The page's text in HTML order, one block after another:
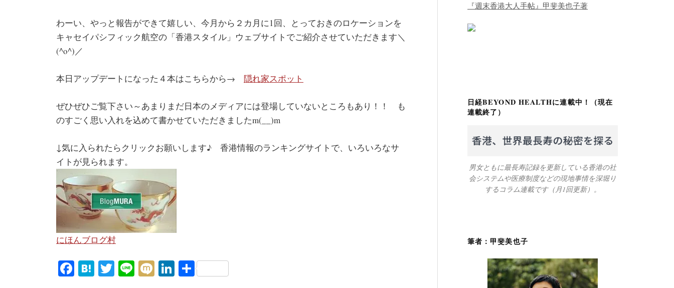
わーい、やっと報告ができて嬉しい、今月から２カ月に1回、とっておきのロケーションを
キャセイパシフィック航空の「香港スタイル」ウェブサイトでご紹介させていただきます＼
(^o^)／
本日アップデートになった４本はこちらから→ 隠れ家スポット
ぜひぜひご覧下さい～あまりまだ日本のメディアには登場していないところもあり！！ も
のすごく思い入れを込めて書かせていただきましたm(__)m
↓気に入られたらクリックお願いします♪ 香港情報のランキングサイトで、いろいろなサ
イトが見られます。
にほんブログ村
Fa H T Li M Li 共
『週末香港大人手帖』甲斐美也子著
日経BEYOND HEALTHに連載中！（現在
連載終了）
男女ともに最長寿記録を更新している香港の社
会システムや医療制度などの現地事情を深堀り
するコラム連載です（月1回更新）。
筆者：甲斐美也子